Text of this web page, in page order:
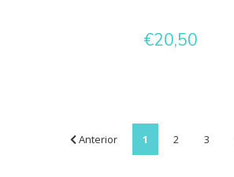
€20,50
Anterior 1 2 3